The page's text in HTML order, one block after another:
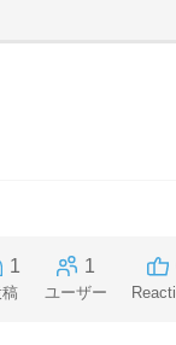
1 1
ユーザー